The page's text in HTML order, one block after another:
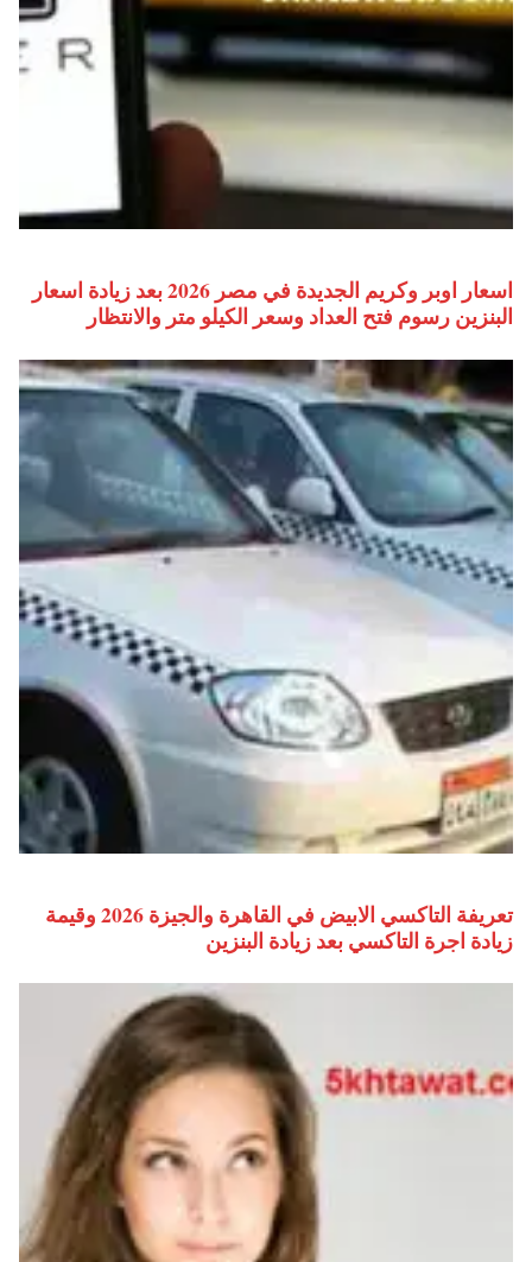
اسعار اوبر وكريم الجديدة في مصر 2026 بعد زيادة اسعار
البنزين رسوم فتح العداد وسعر الكيلو متر والانتظار
تعريفة التاكسي الابيض في القاهرة والجيزة 2026 وقيمة
زيادة اجرة التاكسي بعد زيادة البنزين